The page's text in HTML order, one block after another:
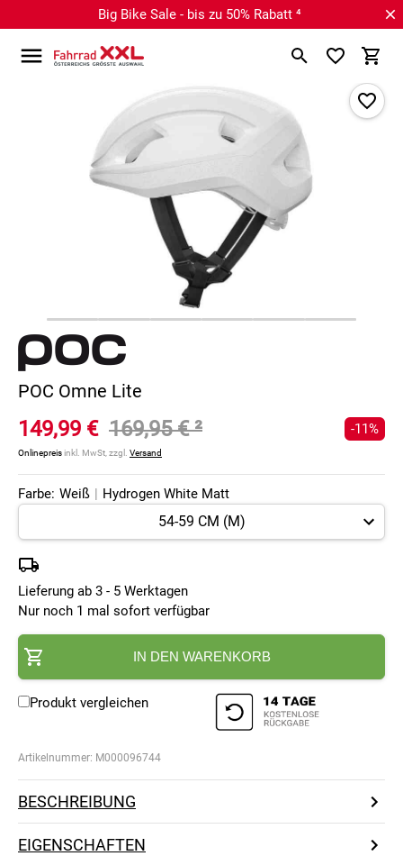
Big Bike Sale - bis zu 50% Rabatt ⁴
POC Omne Lite
149,99 € 169,95 €²
Onlinepreisinkl. MwSt, zzgl. Versand
-11%
Farbe: Weiß | Hydrogen White Matt
Lieferung ab 3 - 5 Werktagen
Nur noch 1 mal sofort verfügbar
IN DEN WARENKORB
Produkt vergleichen
Artikelnummer: M000096744
BESCHREIBUNG
EIGENSCHAFTEN